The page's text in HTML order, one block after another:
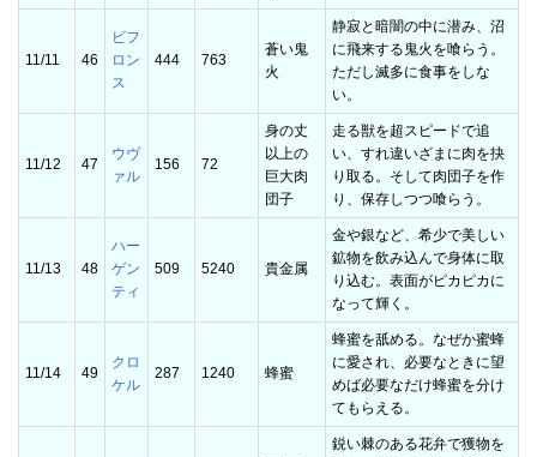
11/11 46
ビフ
ロン
ス
444 763
蒼い鬼
火
静寂と暗闇の中に潜み、沼
に飛来する鬼火を喰らう。
ただし滅多に食事をしな
い。
11/12 47
ウヴ
ァル
156 72
身の丈
以上の
巨大肉
団子
走る獣を超スピードで追
い、すれ違いざまに肉を抉
り取る。そして肉団子を作
り、保存しつつ喰らう。
11/13 48
ハー
ゲン
ティ
509 5240 貴金属
金や銀など、希少で美しい
鉱物を飲み込んで身体に取
り込む。表面がピカピカに
なって輝く。
11/14 49
クロ
ケル
287 1240 蜂蜜
蜂蜜を舐める。なぜか蜜蜂
に愛され、必要なときに望
めば必要なだけ蜂蜜を分け
てもらえる。
鋭い棘のある花弁で獲物を